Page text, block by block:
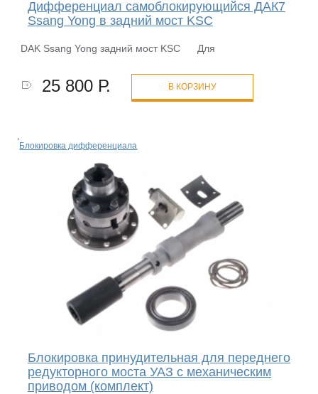
Дифференциал самоблокирующийся ДАК7
Ssang Yong в задний мост KSC
DAK Ssang Yong задний мост KSC Для
25 800 Р. В КОРЗИНУ
Блокировка дифференциала
Блокировка принудительная для переднего
редукторного моста УАЗ с механическим
приводом (комплект)